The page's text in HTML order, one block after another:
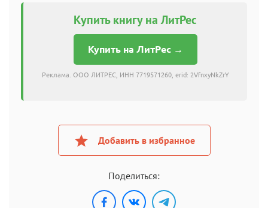
Купить книгу на ЛитРес
Купить на ЛитРес →
Реклама. ООО ЛИТРЕС, ИНН 7719571260, erid: 2VfnxyNkZrY
Добавить в избранное
Поделиться: